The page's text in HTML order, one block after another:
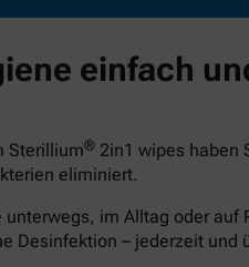
einfach
Sterillium® 2in1 wipes haben
eliminiert.
unterwegs, im Alltag oder
Desinfektion – jederzeit und